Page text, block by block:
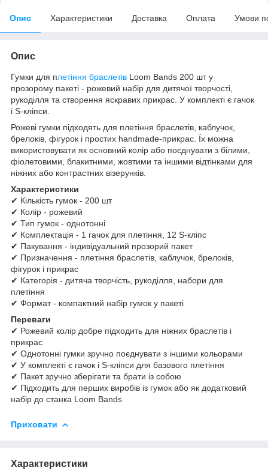
Опис Характеристики Доставка Оплата Умови
Опис
Гумки для плетіння браслетів Loom Bands 200 шт у
прозорому пакеті - рожевий набір для дитячої творчості,
рукоділля та створення яскравих прикрас. У комплекті є гачок
і S-кліпси.
Рожеві гумки підходять для плетіння браслетів, каблучок,
брелоків, фігурок і простих handmade-прикрас. Їх можна
використовувати як основний колір або поєднувати з білими,
фіолетовими, блакитними, жовтими та іншими відтінками для
ніжних або контрастних візерунків.
Характеристики
✔ Кількість гумок - 200 шт
✔ Колір - рожевий
✔ Тип гумок - однотонні
✔ Комплектація - 1 гачок для плетіння, 12 S-кліпс
✔ Пакування - індивідуальний прозорий пакет
✔ Призначення - плетіння браслетів, каблучок, брелоків,
фігурок і прикрас
✔ Категорія - дитяча творчість, рукоділля, набори для
плетіння
✔ Формат - компактний набір гумок у пакеті
Переваги
✔ Рожевий колір добре підходить для ніжних браслетів і
прикрас
✔ Однотонні гумки зручно поєднувати з іншими кольорами
✔ У комплекті є гачок і S-кліпси для базового плетіння
✔ Пакет зручно зберігати та брати із собою
✔ Підходить для перших виробів із гумок або як додатковий
набір до станка Loom Bands
Приховати
Характеристики